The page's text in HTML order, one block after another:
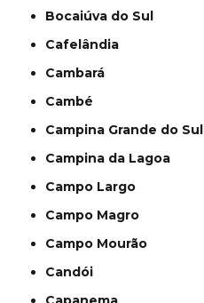
Bocaiúva do Sul
Cafelândia
Cambará
Cambé
Campina Grande do Sul
Campina da Lagoa
Campo Largo
Campo Magro
Campo Mourão
Candói